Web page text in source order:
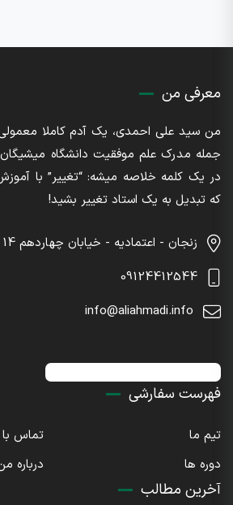
معرفی من
من سید علی احمدی، یک آدم کاملا معمولی
جمله مدرک علم موفقیت دانشگاه
در یک کلمه خلاصه میشه: “تغییر” با
که تبدیل به یک استاد تغییر بشید!
زنجان - اعتمادیه - خیابان چهاردهم 14
09124412544
info@aliahmadi.info
فهرست سفارشی
تیم ما
تماس با
دوره ها
درباره
آخرین مطالب